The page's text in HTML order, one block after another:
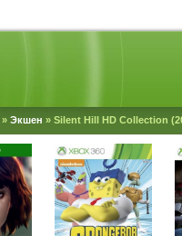
» Экшен » Silent Hill HD Collection